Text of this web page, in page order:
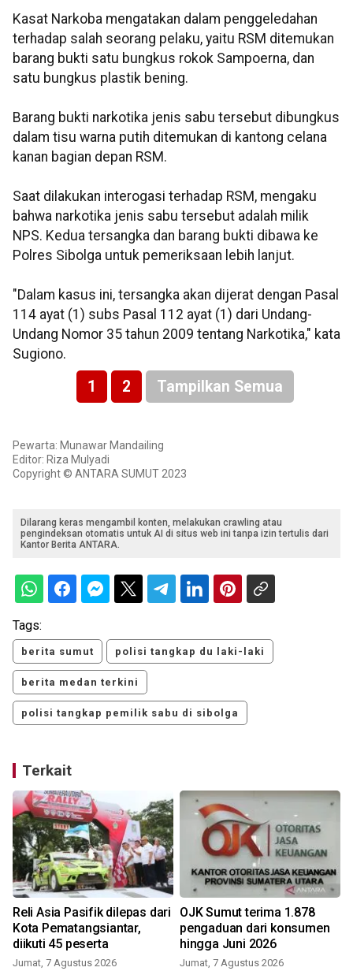
Kasat Narkoba mengatakan dalam penggeledahan
terhadap salah seorang pelaku, yaitu RSM ditemukan
barang bukti satu bungkus rokok Sampoerna, dan
satu bungkus plastik bening.
Barang bukti narkotika jenis sabu tersebut dibungkus
dalam tisu warna putih ditemukan di kantong celana
kanan bagian depan RSM.
Saat dilakukan interogasi terhadap RSM, mengaku
bahwa narkotika jenis sabu tersebut adalah milik
NPS. Kedua tersangka dan barang bukti dibawa ke
Polres Sibolga untuk pemeriksaan lebih lanjut.
"Dalam kasus ini, tersangka akan dijerat dengan Pasal
114 ayat (1) subs Pasal 112 ayat (1) dari Undang-
Undang Nomor 35 tahun 2009 tentang Narkotika," kata
Sugiono.
1 2 Tampilkan Semua
Pewarta: Munawar Mandailing
Editor: Riza Mulyadi
Copyright © ANTARA SUMUT 2023
Dilarang keras mengambil konten, melakukan crawling atau
pengindeksan otomatis untuk AI di situs web ini tanpa izin tertulis dari
Kantor Berita ANTARA.
Tags:
berita sumut polisi tangkap du laki-laki
berita medan terkini
polisi tangkap pemilik sabu di sibolga
Terkait
Reli Asia Pasifik dilepas dari
Kota Pematangsiantar,
diikuti 45 peserta
Jumat, 7 Agustus 2026
OJK Sumut terima 1.878
pengaduan dari konsumen
hingga Juni 2026
Jumat, 7 Agustus 2026